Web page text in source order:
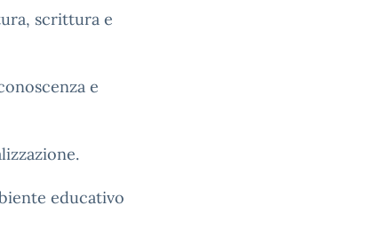
scrittura e
e
educativo